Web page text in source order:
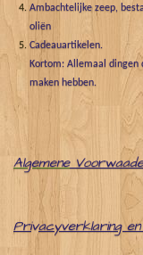
Ambachtelijke zeep,
oliën
Cadeauartikelen.
Kortom: Allemaal
maken hebben.
Algemene
Privacyverklaring en